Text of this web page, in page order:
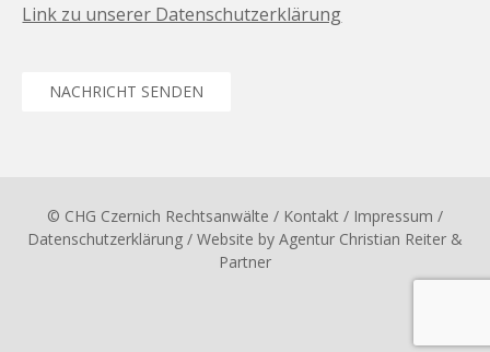
Link zu unserer Datenschutzerklärung
NACHRICHT SENDEN
© CHG Czernich Rechtsanwälte / Kontakt / Impressum /
Datenschutzerklärung / Website by Agentur Christian Reiter &
Partner